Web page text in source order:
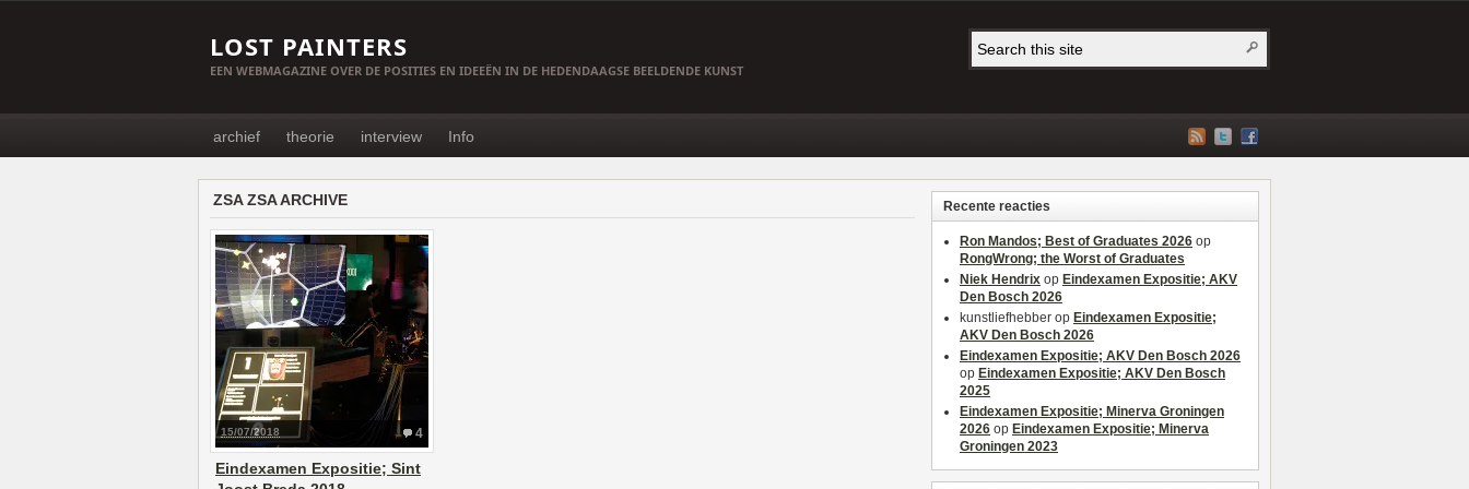
LOST PAINTERS
EEN WEBMAGAZINE OVER DE POSITIES EN IDEEËN IN DE HEDENDAAGSE BEELDENDE KUNST
archief theorie interview Info
ZSA ZSA ARCHIVE
4
15/07/2018
Eindexamen Expositie; Sint
Recente reacties
Ron Mandos; Best of Graduates 2026 op
RongWrong; the Worst of Graduates
Niek Hendrix op Eindexamen Expositie; AKV
Den Bosch 2026
kunstliefhebber op Eindexamen Expositie;
AKV Den Bosch 2026
Eindexamen Expositie; AKV Den Bosch 2026
op Eindexamen Expositie; AKV Den Bosch
2025
Eindexamen Expositie; Minerva Groningen
2026 op Eindexamen Expositie; Minerva
Groningen 2023